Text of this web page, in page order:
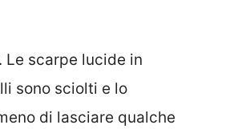
. Le scarpe lucide in
sono sciolti e lo
di lasciare qualche